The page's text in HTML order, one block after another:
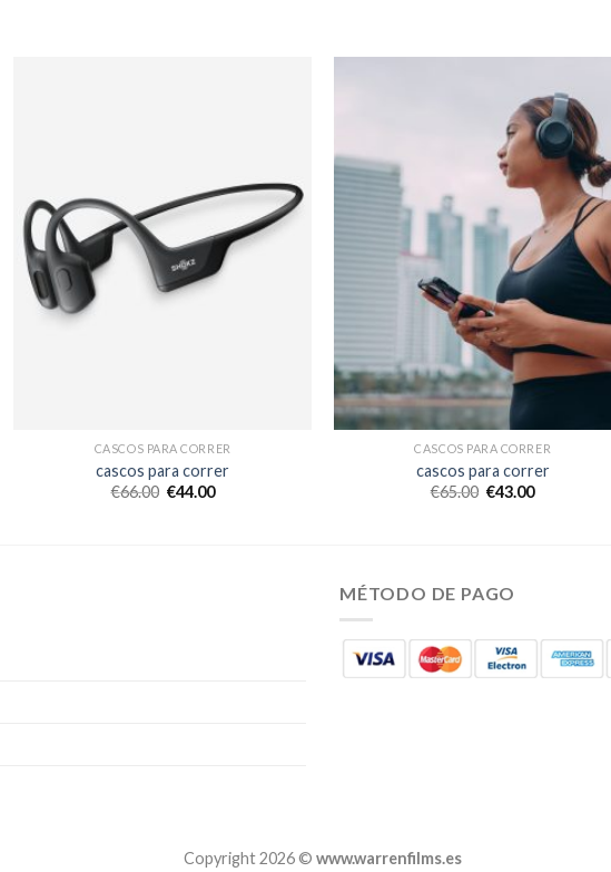
CASCOS PARA CORRER
cascos para correr
€66.00 €44.00
CASCOS PARA CORRER
cascos para correr
€65.00 €43.00
MÉTODO DE PAGO
Copyright 2026 © www.warrenfilms.es